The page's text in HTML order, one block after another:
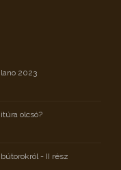
2023
olcsó?
- II rész